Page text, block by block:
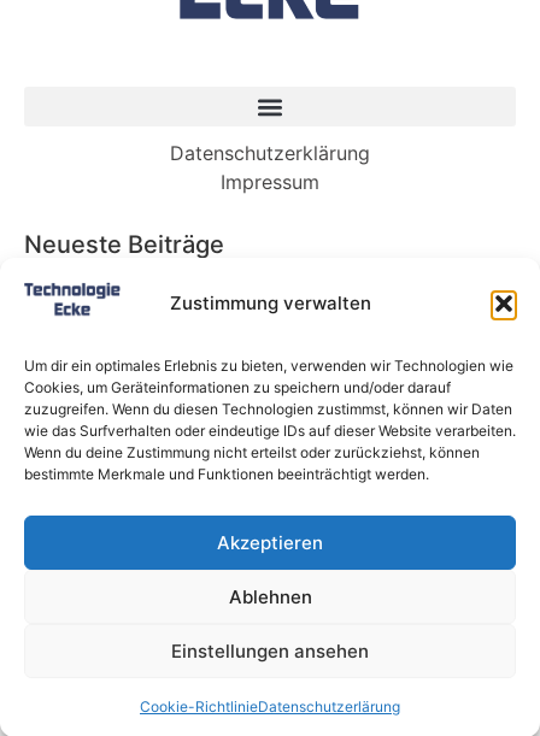
Zustimmung verwalten
Um dir ein optimales Erlebnis zu bieten, verwenden wir Technologien wie
Cookies, um Geräteinformationen zu speichern und/oder darauf
zuzugreifen. Wenn du diesen Technologien zustimmst, können wir Daten
wie das Surfverhalten oder eindeutige IDs auf dieser Website verarbeiten.
Wenn du deine Zustimmung nicht erteilst oder zurückziehst, können
bestimmte Merkmale und Funktionen beeinträchtigt werden.
Akzeptieren
Ablehnen
Einstellungen ansehen
Cookie-RichtlinieDatenschutzerlärung
Datenschutzerklärung
Impressum
Neueste Beiträge
Babybett 90×200: Die perfekte Lösung für
wachsende Kinder und kleine Räume
Deutschland endlich ein Recht auf Kühlung
braucht
Schneckentempo: Die langsamsten Autos der
Welt
Softwareentwicklungsteam: Das sind die
Alle Rechte vorbehalten @ Technologie-Ecke.de